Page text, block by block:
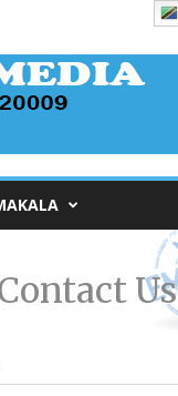
Us